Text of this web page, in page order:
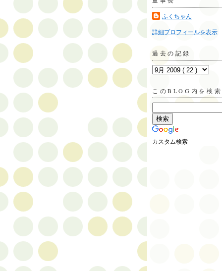
ふくちゃん
詳細プロフィールを表示
過去の記録
このBLOG内を検索
カスタム検索